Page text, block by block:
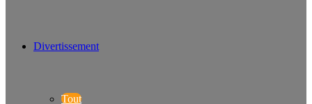
Divertissement
Tout